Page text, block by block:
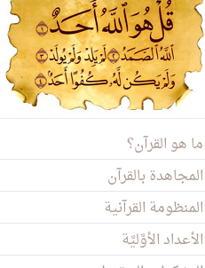
ما هو القرآن؟
المجاهدة بالقرآن
المنظومة القرآنية
الأعداد الأوَّليَّة